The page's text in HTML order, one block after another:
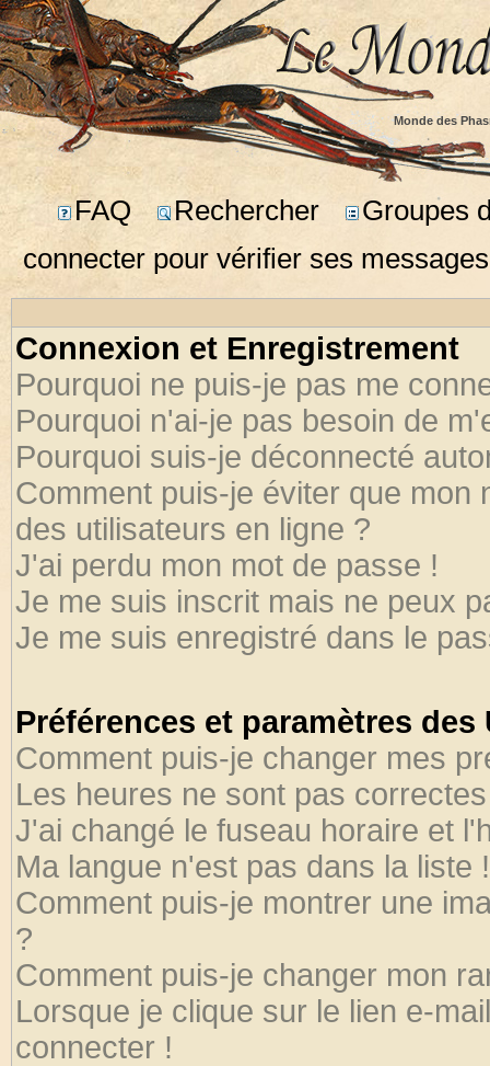
Monde des
FAQ Rechercher
Groupes
connecter pour vérifier ses
Connexion et Enregistrement
Pourquoi ne puis-je pas me
Pourquoi n'ai-je pas besoin de
Pourquoi suis-je déconnecté
Comment puis-je éviter que mon
des utilisateurs en ligne ?
J'ai perdu mon mot de passe !
Je me suis inscrit mais ne peux
Je me suis enregistré dans le
Préférences et paramètres
Comment puis-je changer mes
Les heures ne sont pas
J'ai changé le fuseau horaire et
Ma langue n'est pas dans la liste !
Comment puis-je montrer une
?
Comment puis-je changer mon
Lorsque je clique sur le lien e-
connecter !